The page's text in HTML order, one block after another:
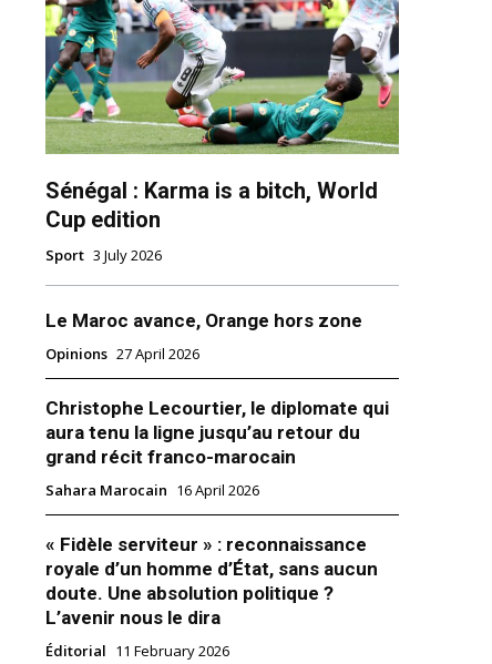
Sénégal : Karma is a bitch, World
Cup edition
Sport 3 July 2026
Le Maroc avance, Orange hors zone
Opinions 27 April 2026
Christophe Lecourtier, le diplomate qui
aura tenu la ligne jusqu’au retour du
grand récit franco-marocain
Sahara Marocain 16 April 2026
« Fidèle serviteur » : reconnaissance
royale d’un homme d’État, sans aucun
doute. Une absolution politique ?
L’avenir nous le dira
Éditorial 11 February 2026